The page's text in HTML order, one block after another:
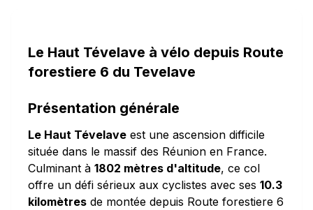
Le Haut Tévelave à vélo depuis Route
forestiere 6 du Tevelave
Présentation générale
Le Haut Tévelave est une ascension difficile
située dans le massif des Réunion en France.
Culminant à 1802 mètres d'altitude, ce col
offre un défi sérieux aux cyclistes avec ses 10.3
kilomètres de montée depuis Route forestiere 6